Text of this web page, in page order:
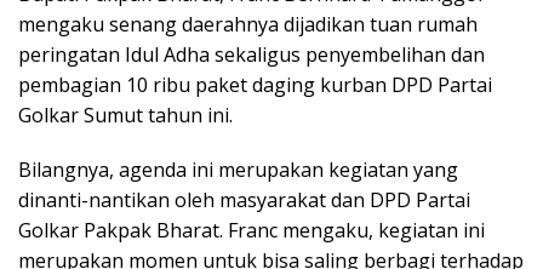
mengaku senang daerahnya dijadikan tuan rumah
peringatan Idul Adha sekaligus penyembelihan dan
pembagian 10 ribu paket daging kurban DPD Partai
Golkar Sumut tahun ini.
Bilangnya, agenda ini merupakan kegiatan yang
dinanti-nantikan oleh masyarakat dan DPD Partai
Golkar Pakpak Bharat. Franc mengaku, kegiatan ini
merupakan momen untuk bisa saling berbagi terhadap